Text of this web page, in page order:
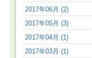
2017年06月 (2)
2017年05月 (3)
2017年04月 (1)
2017年03月 (1)